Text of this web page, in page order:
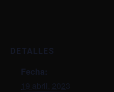
DETALLES
Fecha:
19 abril, 2023